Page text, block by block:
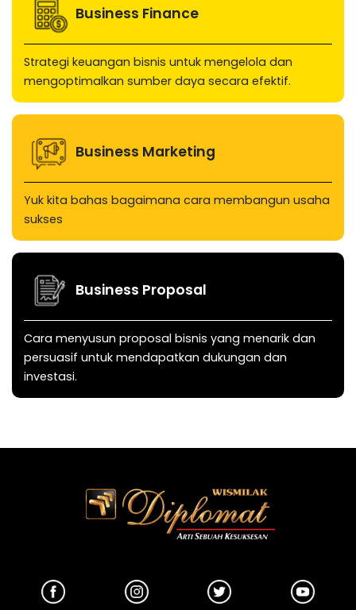
Business Finance
Strategi keuangan bisnis untuk mengelola dan
mengoptimalkan sumber daya secara efektif.
Business Marketing
Yuk kita bahas bagaimana cara membangun usaha
sukses
Business Proposal
Cara menyusun proposal bisnis yang menarik dan
persuasif untuk mendapatkan dukungan dan
investasi.